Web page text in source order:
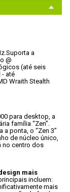
Suporta a
@
(até seis
- até
Wraith Stealth
para desktop, a
família “Zen”.
ponta, o “Zen 3”
de núcleo único,
no centro dos
mais
incluem:
mais